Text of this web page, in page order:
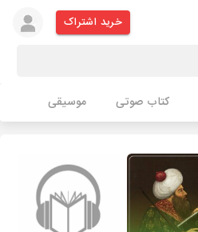
خرید اشتراک
کتاب صوتی موسیقی